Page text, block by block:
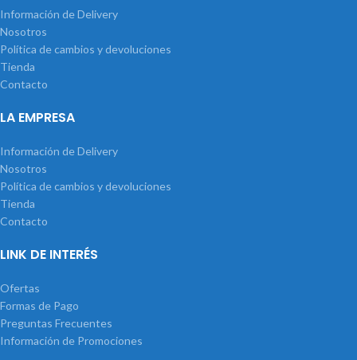
Información de Delivery
Nosotros
Política de cambios y devoluciones
Tienda
Contacto
LA EMPRESA
Información de Delivery
Nosotros
Política de cambios y devoluciones
Tienda
Contacto
LINK DE INTERÉS
Ofertas
Formas de Pago
Preguntas Frecuentes
Información de Promociones